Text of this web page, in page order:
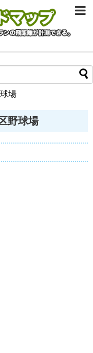
場
野球場